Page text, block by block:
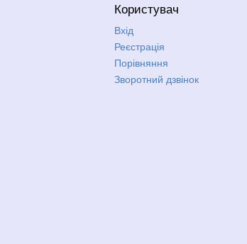
Користувач
Вхід
Реєстрація
Порівняння
Зворотний дзвінок